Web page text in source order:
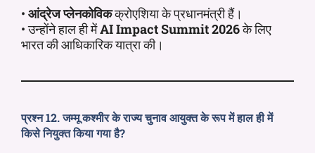
• आंद्रेज प्लेनकोविकक्रोएशिया के प्रधानमंत्री हैं।
• उन्होंने हाल ही मेंAI Impact Summit 2026के लिए
भारत की आधिकारिक यात्रा की।
प्रश्न 12. जम्मू कश्मीर के राज्य चुनाव आयुक्त के रूप में हाल ही में
किसे नियुक्त किया गया है?